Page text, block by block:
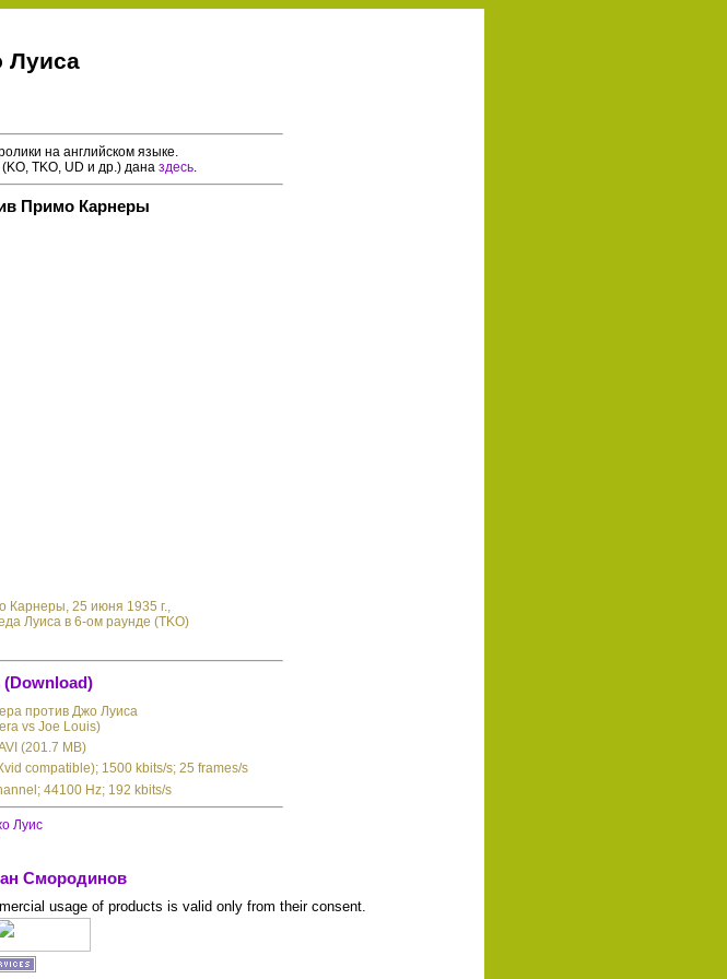
Луиса
на английском языке.
TKO, UD и др.) дана здесь.
Примо Карнеры
Карнеры, 25 июня 1935 г.,
Луиса в 6-ом раунде (TKO)
(Download)
против Джо Луиса
vs Joe Louis)
(201.7 MB)
compatible); 1500 kbits/s; 25 frames/s
44100 Hz; 192 kbits/s
Луис
Смородинов
usage of products is valid only from their consent.